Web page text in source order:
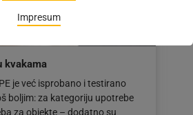
Impresum
kvakama
je već isprobano i testirano
boljim: za kategoriju upotrebe
za objekte – dodatno su